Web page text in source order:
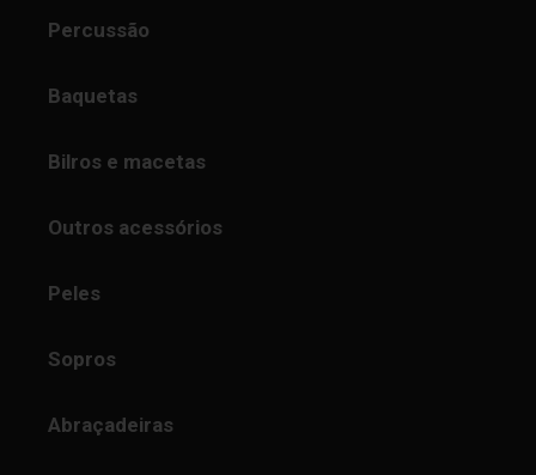
Percussão
Baquetas
Bilros e macetas
Outros acessórios
Peles
Sopros
Abraçadeiras